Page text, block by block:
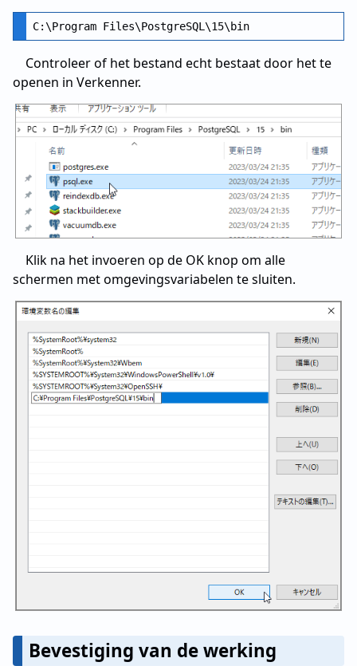
Controleer of het bestand echt bestaat door het te
openen in Verkenner.
Klik na het invoeren op de OK knop om alle
schermen met omgevingsvariabelen te sluiten.
Bevestiging van de werking